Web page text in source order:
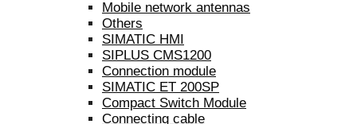
Mobile network antennas
Others
SIMATIC HMI
SIPLUS CMS1200
Connection module
SIMATIC ET 200SP
Compact Switch Module
Connecting cable